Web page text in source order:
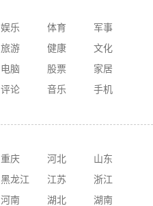
娱乐 体育
军事
旅游 健康
文化
电脑 股票
家居
评论 音乐
手机
重庆 河北
山东
黑龙江 江苏
浙江
河南 湖北
湖南